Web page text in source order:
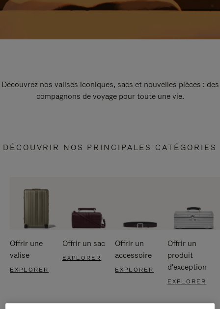
Découvrez nos valises iconiques, sacs et nouvelles pièces : des
compagnons de voyage pour toute une vie.
DÉCOUVRIR NOS PRINCIPALES CATÉGORIES
Offrir une
valise
EXPLORER
Offrir un sac
EXPLORER
Offrir un
accessoire
EXPLORER
Offrir un
produit
d'exception
EXPLORER